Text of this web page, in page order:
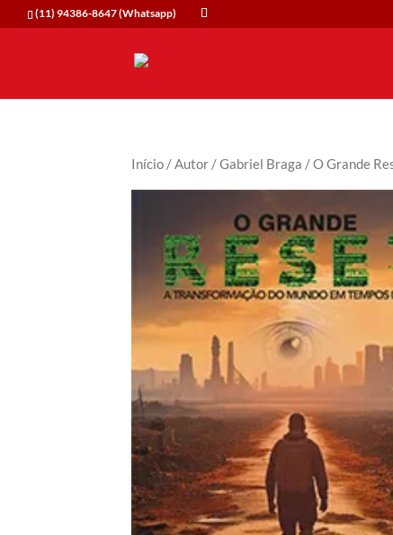
(11) 94386-8647 (Whatsapp)
Início /Autor /Gabriel Braga / O Grande